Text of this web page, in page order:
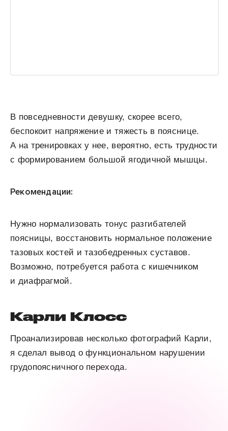
В повседневности девушку, скорее всего,
беспокоит напряжение и тяжесть в пояснице.
А на тренировках у нее, вероятно, есть трудности
с формированием большой ягодичной мышцы.
Рекомендации:
Нужно нормализовать тонус разгибателей
поясницы, восстановить нормальное положение
тазовых костей и тазобедренных суставов.
Возможно, потребуется работа с кишечником
и диафрагмой.
Карли Клосс
Проанализировав несколько фотографий Карли,
я сделал вывод о функциональном нарушении
грудопоясничного перехода.